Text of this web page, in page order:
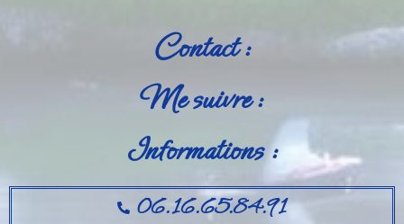
Contact :
Me suivre :
Informations :
06.16.65.84.91